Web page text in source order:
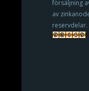
försäljning
av
reservdelar.